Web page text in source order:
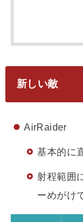
新しい敵
AirRaider
基本的に
射程範囲
ーめがけ